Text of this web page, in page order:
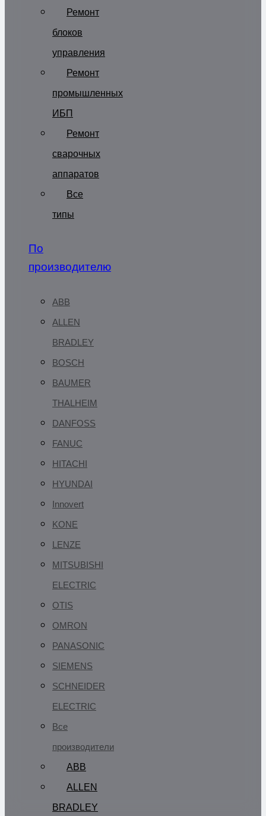
Ремонт
блоков
управления
Ремонт
промышленных
ИБП
Ремонт
сварочных
аппаратов
Все
типы
По
производителю
ABB
ALLEN
BRADLEY
BOSCH
BAUMER
THALHEIM
DANFOSS
FANUC
HITACHI
HYUNDAI
Innovert
KONE
LENZE
MITSUBISHI
ELECTRIC
OTIS
OMRON
PANASONIC
SIEMENS
SCHNEIDER
ELECTRIC
Все
производители
ABB
ALLEN
BRADLEY